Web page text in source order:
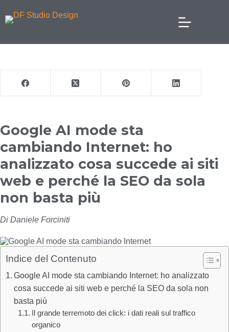
Google AI mode sta
cambiando Internet: ho
analizzato cosa succede ai siti
web e perché la SEO da sola
non basta più
Di Daniele Forciniti
Indice del Contenuto
Google AI mode sta cambiando Internet: ho analizzato
cosa succede ai siti web e perché la SEO da sola non
basta più
Il grande terremoto dei click: i dati reali sul traffico
organico